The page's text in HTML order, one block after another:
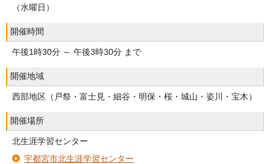
（水曜日）
開催時間
午後1時30分 ～ 午後3時30分 まで
開催地域
西部地区（戸祭・富士見・細谷・明保・桜・城山・姿川・宝木）
開催場所
北生涯学習センター
宇都宮市北生涯学習センター